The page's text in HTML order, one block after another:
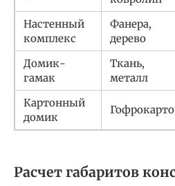
Настенный
комплекс
Фанера,
дерево
Домик-
гамак
Ткань,
металл
Картонный
домик
Расчет габаритов